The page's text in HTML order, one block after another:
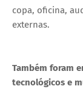
copa, oficina,
externas.
Também foram
tecnológicos e